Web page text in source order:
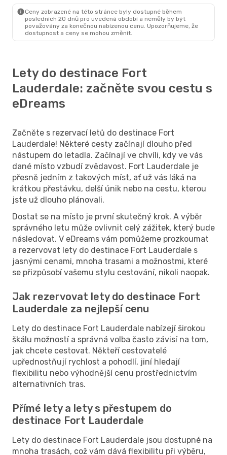
Ceny zobrazené na této stránce byly dostupné během
posledních 20 dnů pro uvedená období a neměly by být
považovány za konečnou nabízenou cenu. Upozorňujeme, že
dostupnost a ceny se mohou změnit.
Lety do destinace Fort
Lauderdale: začněte svou cestu s
eDreams
Začněte s rezervací letů do destinace Fort
Lauderdale! Některé cesty začínají dlouho před
nástupem do letadla. Začínají ve chvíli, kdy ve vás
dané místo vzbudí zvědavost. Fort Lauderdale je
přesně jedním z takových míst, ať už vás láká na
krátkou přestávku, delší únik nebo na cestu, kterou
jste už dlouho plánovali.
Dostat se na místo je první skutečný krok. A výběr
správného letu může ovlivnit celý zážitek, který bude
následovat. V eDreams vám pomůžeme prozkoumat
a rezervovat lety do destinace Fort Lauderdale s
jasnými cenami, mnoha trasami a možnostmi, které
se přizpůsobí vašemu stylu cestování, nikoli naopak.
Jak rezervovat lety do destinace Fort
Lauderdale za nejlepší cenu
Lety do destinace Fort Lauderdale nabízejí širokou
škálu možností a správná volba často závisí na tom,
jak chcete cestovat. Někteří cestovatelé
upřednostňují rychlost a pohodlí, jiní hledají
flexibilitu nebo výhodnější cenu prostřednictvím
alternativních tras.
Přímé lety a lety s přestupem do
destinace Fort Lauderdale
Lety do destinace Fort Lauderdale jsou dostupné na
mnoha trasách, což vám dává flexibilitu při výběru,